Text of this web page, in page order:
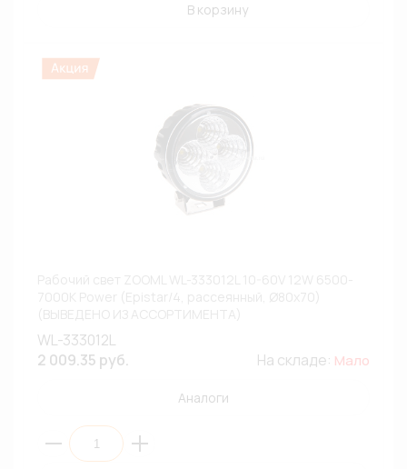
В корзину
WL-333012L
2 009.35 руб.
На складе: Мало
Аналоги